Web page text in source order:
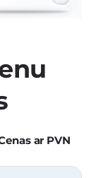
ar PVN